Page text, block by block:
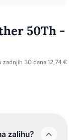
50Th -
zadnjih 30 dana12,74€
zalihu?